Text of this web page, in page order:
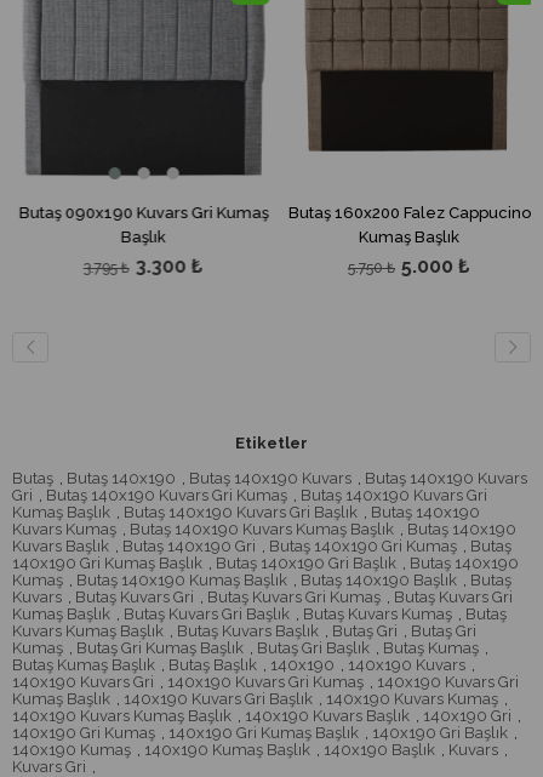
Butaş 090x190 Kuvars Gri Kumaş
Başlık
3.300 ₺
3.795 ₺
Butaş 160x200 Falez Cappucino
Kumaş Başlık
5.000 ₺
5.750 ₺
Etiketler
Butaş , Butaş 140x190 , Butaş 140x190 Kuvars , Butaş 140x190 Kuvars
Gri , Butaş 140x190 Kuvars Gri Kumaş , Butaş 140x190 Kuvars Gri
Kumaş Başlık , Butaş 140x190 Kuvars Gri Başlık , Butaş 140x190
Kuvars Kumaş , Butaş 140x190 Kuvars Kumaş Başlık , Butaş 140x190
Kuvars Başlık , Butaş 140x190 Gri , Butaş 140x190 Gri Kumaş , Butaş
140x190 Gri Kumaş Başlık , Butaş 140x190 Gri Başlık , Butaş 140x190
Kumaş , Butaş 140x190 Kumaş Başlık , Butaş 140x190 Başlık , Butaş
Kuvars , Butaş Kuvars Gri , Butaş Kuvars Gri Kumaş , Butaş Kuvars Gri
Kumaş Başlık , Butaş Kuvars Gri Başlık , Butaş Kuvars Kumaş , Butaş
Kuvars Kumaş Başlık , Butaş Kuvars Başlık , Butaş Gri , Butaş Gri
Kumaş , Butaş Gri Kumaş Başlık , Butaş Gri Başlık , Butaş Kumaş ,
Butaş Kumaş Başlık , Butaş Başlık , 140x190 , 140x190 Kuvars ,
140x190 Kuvars Gri , 140x190 Kuvars Gri Kumaş , 140x190 Kuvars Gri
Kumaş Başlık , 140x190 Kuvars Gri Başlık , 140x190 Kuvars Kumaş ,
140x190 Kuvars Kumaş Başlık , 140x190 Kuvars Başlık , 140x190 Gri ,
140x190 Gri Kumaş , 140x190 Gri Kumaş Başlık , 140x190 Gri Başlık ,
140x190 Kumaş , 140x190 Kumaş Başlık , 140x190 Başlık , Kuvars ,
Kuvars Gri ,